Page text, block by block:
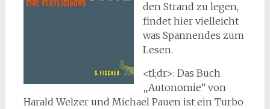
den Strand zu legen,
findet hier vielleicht
was Spannendes zum
Lesen.
<tl;dr>: Das Buch
„Autonomie“ von
Harald Welzer und Michael Pauen ist ein Turbo